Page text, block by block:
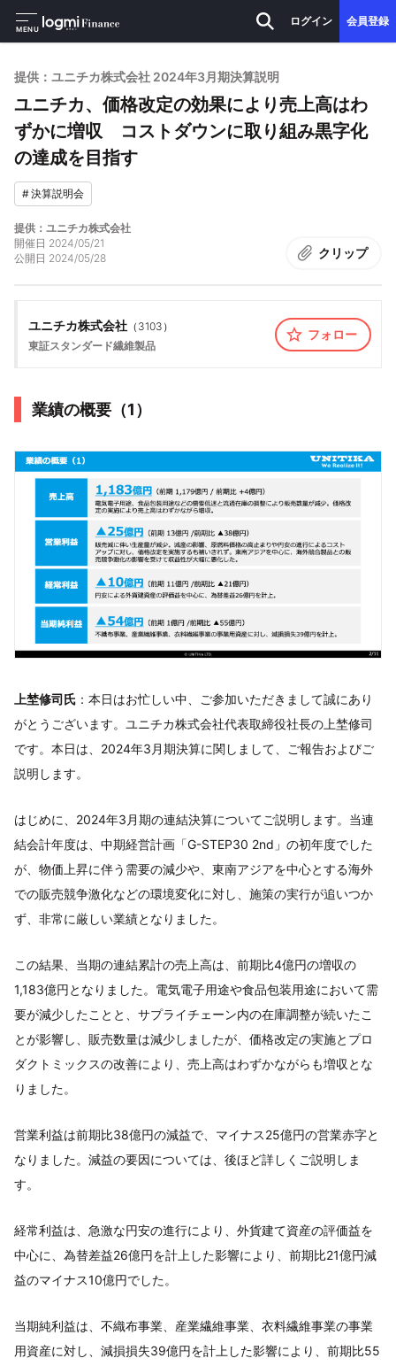
MENU
ログイン 会員登録
提供：ユニチカ株式会社 2024年3月期決算説明
ユニチカ、価格改定の効果により売上高はわ
ずかに増収 コストダウンに取り組み黒字化
の達成を目指す
#決算説明会
提供：ユニチカ株式会社
開催日 2024/05/21
公開日 2024/05/28 クリップ
ユニチカ株式会社 （ 3103 ）
東証スタンダード繊維製品
フォロー
業績の概要（1）
上埜修司氏 ：本日はお忙しい中、ご参加いただきまして誠にあり
がとうございます。ユニチカ株式会社代表取締役社長の上埜修司
です。本日は、2024年3月期決算に関しまして、ご報告およびご
説明します。
はじめに、2024年3月期の連結決算についてご説明します。当連
結会計年度は、中期経営計画「G-STEP30 2nd」の初年度でした
が、物価上昇に伴う需要の減少や、東南アジアを中心とする海外
での販売競争激化などの環境変化に対し、施策の実行が追いつか
ず、非常に厳しい業績となりました。
この結果、当期の連結累計の売上高は、前期比4億円の増収の
1,183億円となりました。電気電子用途や食品包装用途において需
要が減少したことと、サプライチェーン内の在庫調整が続いたこ
とが影響し、販売数量は減少しましたが、価格改定の実施とプロ
ダクトミックスの改善により、売上高はわずかながらも増収とな
りました。
営業利益は前期比38億円の減益で、マイナス25億円の営業赤字と
なりました。減益の要因については、後ほど詳しくご説明しま
す。
経常利益は、急激な円安の進行により、外貨建て資産の評価益を
中心に、為替差益26億円を計上した影響により、前期比21億円減
益のマイナス10億円でした。
当期純利益は、不織布事業、産業繊維事業、衣料繊維事業の事業
用資産に対し、減損損失39億円を計上した影響により、前期比55